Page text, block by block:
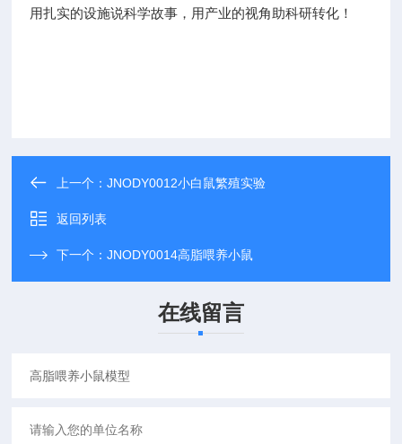
用扎实的设施说科学故事，用产业的视角助科研转化！
上一个：JNODY0012小白鼠繁殖实验
返回列表
下一个：JNODY0014高脂喂养小鼠
在线留言